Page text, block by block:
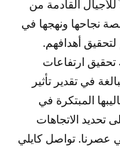
القادمة من
نجاحها ونهجها في
لتحقيق أهدافهم.
تحقيق ارتفاعات
في تقدير تأثير
المبتكرة في
تحديد الاتجاهات
عصرنا. تواصل كايلي